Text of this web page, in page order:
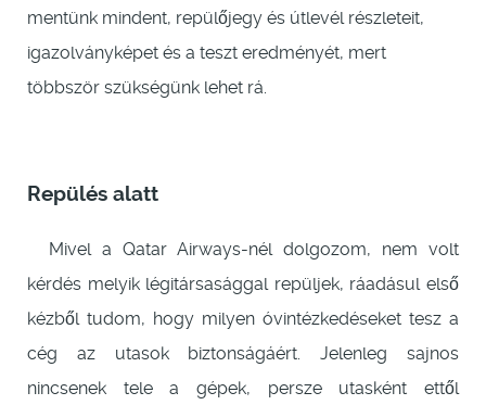
mentünk mindent, repülőjegy és útlevél részleteit,
igazolványképet és a teszt eredményét, mert
többször szükségünk lehet rá.
Repülés alatt
Mivel a Qatar Airways-nél dolgozom, nem volt
kérdés melyik légitársasággal repüljek, ráadásul első
kézből tudom, hogy milyen óvintézkedéseket tesz a
cég az utasok biztonságáért. Jelenleg sajnos
nincsenek tele a gépek, persze utasként ettől